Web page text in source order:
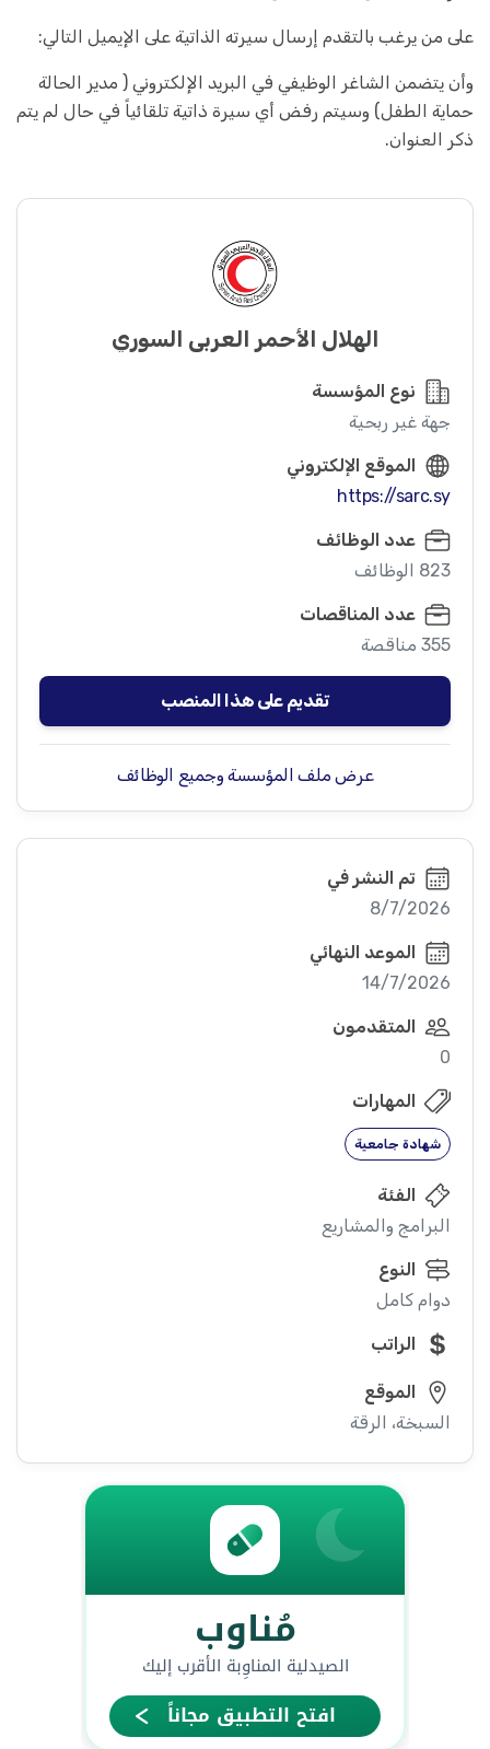
على من يرغب بالتقدم إرسال سيرته الذاتية على الإيميل التالي:
وأن يتضمن الشاغر الوظيفي في البريد الإلكتروني ( مدير الحالة
حماية الطفل) وسيتم رفض أي سيرة ذاتية تلقائياً في حال لم يتم
ذكر العنوان.
الهلال الأحمر العربي السوري
نوع المؤسسة
جهة غير ربحية
الموقع الإلكتروني
https://sarc.sy
عدد الوظائف
823 الوظائف
عدد المناقصات
355 مناقصة
تقديم على هذا المنصب
عرض ملف المؤسسة وجميع الوظائف
تم النشر في
8/7/2026
الموعد النهائي
14/7/2026
المتقدمون
0
المهارات
شهادة جامعية
الفئة
البرامج والمشاريع
النوع
دوام كامل
الراتب
الموقع
السبخة، الرقة